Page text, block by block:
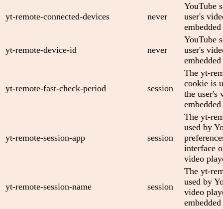
yt-remote-connected-devices never
YouTube
user's
yt-remote-device-id never
YouTube
user's
yt-remote-fast-check-period session
The yt-
cookie is
the user's
yt-remote-session-app session
The yt-
used by
interface
video
yt-remote-session-name session
The yt-
used by
video